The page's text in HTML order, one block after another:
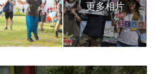
更多相片